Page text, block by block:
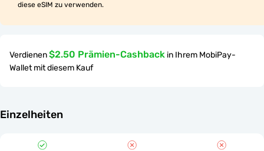
diese eSIM zu verwenden.
Verdienen$2.50 Prämien-Cashback in Ihrem MobiPay-
Wallet mit diesem Kauf
Einzelheiten